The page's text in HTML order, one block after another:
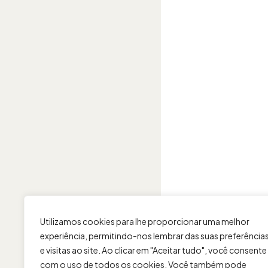
Utilizamos cookies para lhe proporcionar uma melhor
experiência, permitindo-nos lembrar das suas
e visitas ao site. Ao clicar em "Aceitar tudo", você consente
com o uso de todos os cookies. Você também pode